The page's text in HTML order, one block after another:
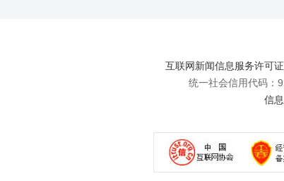
互联网新闻信息服务许可
统一社会信用代码：
信